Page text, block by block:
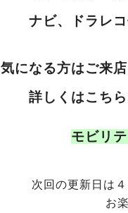
ナビ、ドラレ
気になる方はご来
詳しくはこち
モビリ
次回の更新日は
お